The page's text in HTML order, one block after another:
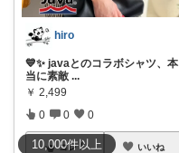
10,000件以上
hiro
💙✨ javaとのコラボシャツ、本
当に素敵 ...
￥ 2,499
0 0 0
コレ いいね